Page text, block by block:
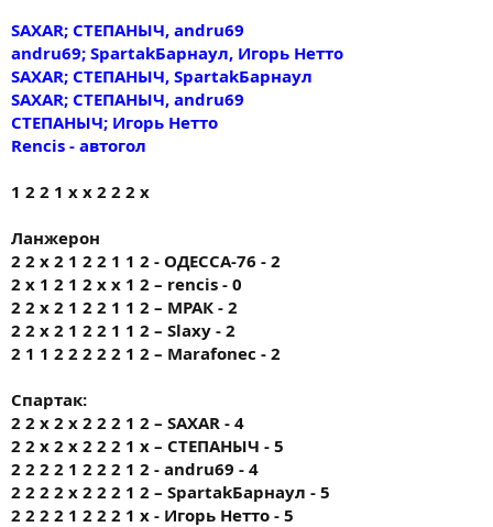
SAXAR; СТЕПАНЫЧ, andru69
andru69; SpartakБарнаул, Игорь Нетто
SAXAR; СТЕПАНЫЧ, SpartakБарнаул
SAXAR; СТЕПАНЫЧ, andru69
СТЕПАНЫЧ; Игорь Нетто
Rencis - автогол
1 2 2 1 х х 2 2 2 х
Ланжерон
2 2 х 2 1 2 2 1 1 2 - ОДЕССА-76 - 2
2 x 1 2 1 2 x x 1 2 – rencis - 0
2 2 х 2 1 2 2 1 1 2 – МРАК - 2
2 2 х 2 1 2 2 1 1 2 – Slaxy - 2
2 1 1 2 2 2 2 2 1 2 – Marafonec - 2
Спартак:
2 2 х 2 х 2 2 2 1 2 – SAXAR - 4
2 2 х 2 х 2 2 2 1 х – СТЕПАНЫЧ - 5
2 2 2 2 1 2 2 2 1 2 - andru69 - 4
2 2 2 2 х 2 2 2 1 2 – SpartakБарнаул - 5
2 2 2 2 1 2 2 2 1 х - Игорь Нетто - 5